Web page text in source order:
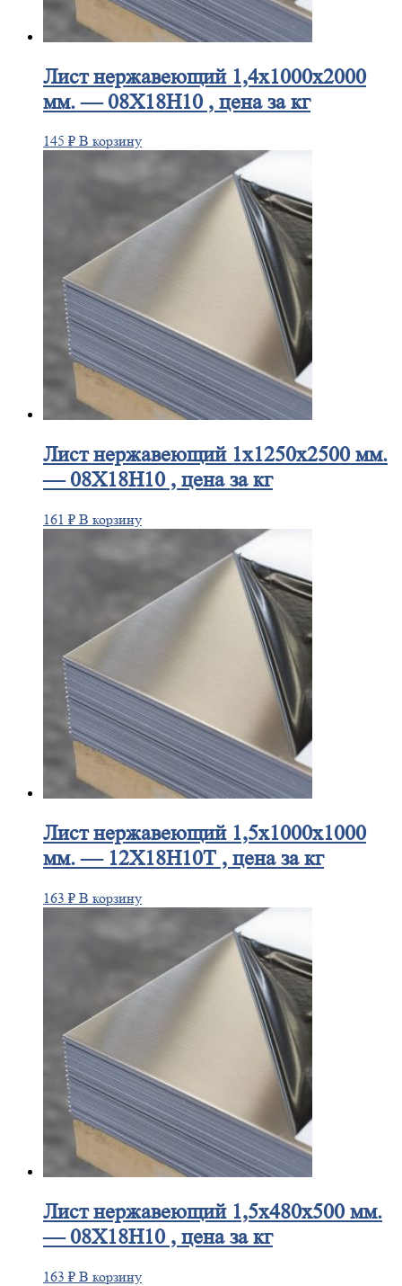
Листнержавеющий 1,4x1000x2000
мм. — 08Х18Н10 , цена за кг
145 ₽ В корзину
Листнержавеющий 1x1250x2500 мм.
— 08Х18Н10 , цена за кг
161 ₽ В корзину
Листнержавеющий 1,5x1000x1000
мм. — 12Х18Н10Т , цена за кг
163 ₽ В корзину
Листнержавеющий 1,5x480x500 мм.
— 08Х18Н10 , цена за кг
163 ₽ В корзину